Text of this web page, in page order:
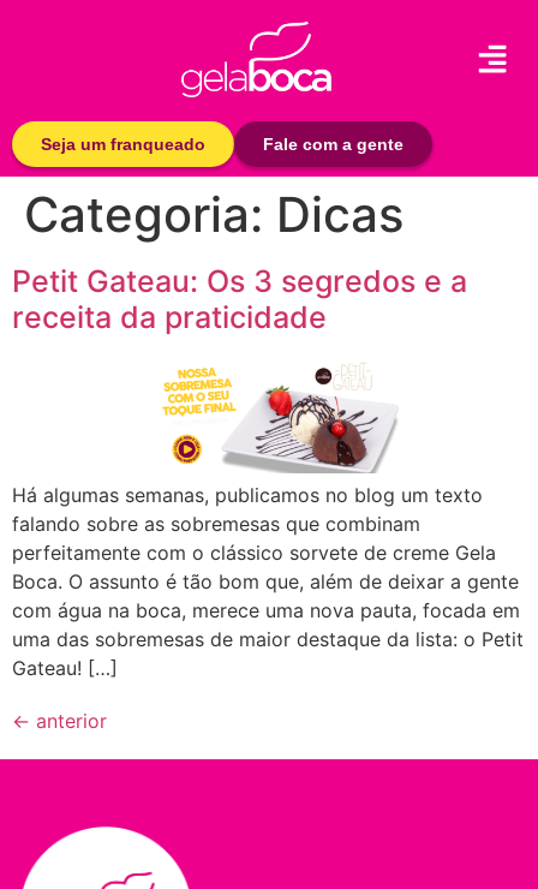
Seja um franqueado Fale com a gente
Categoria: Dicas
Petit Gateau: Os 3 segredos e a
receita da praticidade
Há algumas semanas, publicamos no blog um texto
falando sobre as sobremesas que combinam
perfeitamente com o clássico sorvete de creme Gela
Boca. O assunto é tão bom que, além de deixar a gente
com água na boca, merece uma nova pauta, focada em
uma das sobremesas de maior destaque da lista: o Petit
Gateau! […]
← anterior